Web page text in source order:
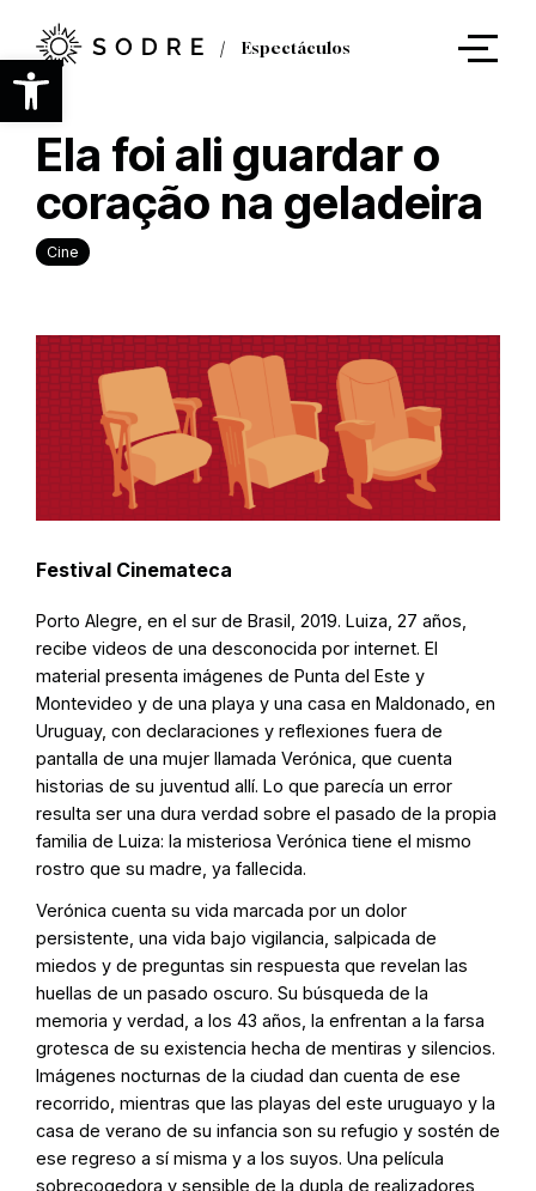
Abrir barra de herramientas
contenido
principal
Espectáculos
Ela foi ali guardar o
coração na geladeira
Cine
Festival Cinemateca
Porto Alegre, en el sur de Brasil, 2019. Luiza, 27 años,
recibe videos de una desconocida por internet. El
material presenta imágenes de Punta del Este y
Montevideo y de una playa y una casa en Maldonado, en
Uruguay, con declaraciones y reflexiones fuera de
pantalla de una mujer llamada Verónica, que cuenta
historias de su juventud allí. Lo que parecía un error
resulta ser una dura verdad sobre el pasado de la propia
familia de Luiza: la misteriosa Verónica tiene el mismo
rostro que su madre, ya fallecida.
Verónica cuenta su vida marcada por un dolor
persistente, una vida bajo vigilancia, salpicada de
miedos y de preguntas sin respuesta que revelan las
huellas de un pasado oscuro. Su búsqueda de la
memoria y verdad, a los 43 años, la enfrentan a la farsa
grotesca de su existencia hecha de mentiras y silencios.
Imágenes nocturnas de la ciudad dan cuenta de ese
recorrido, mientras que las playas del este uruguayo y la
casa de verano de su infancia son su refugio y sostén de
ese regreso a sí misma y a los suyos. Una película
sobrecogedora y sensible de la dupla de realizadores